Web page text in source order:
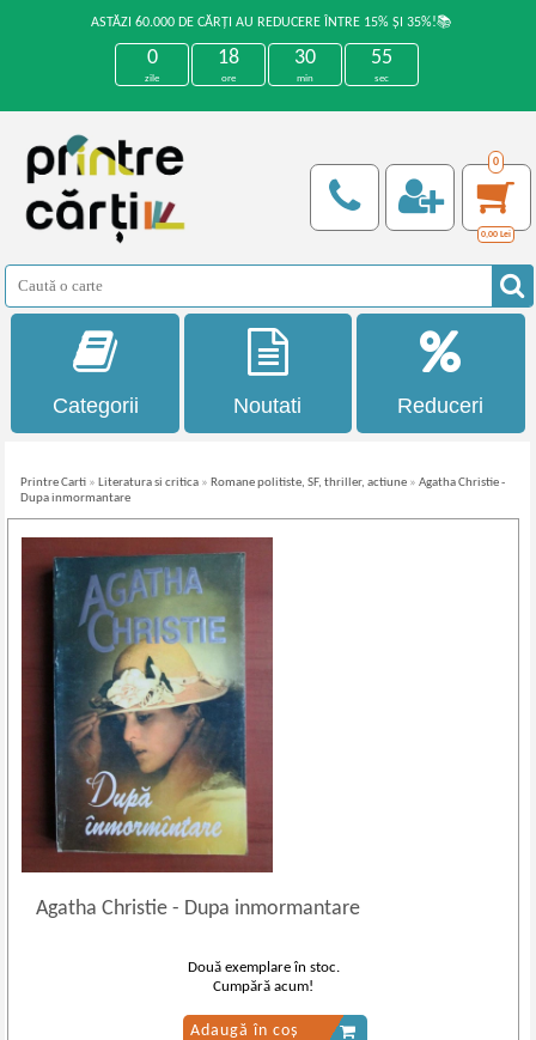
ASTĂZI 60.000 DE CĂRȚI AU REDUCERE ÎNTRE 15% ȘI 35%!📚
0
zile
18
ore
30
min
55
sec
0
0,00 Lei
Categorii Noutati Reduceri
Printre Carti » Literatura si critica » Romane politiste, SF, thriller, actiune »Agatha Christie -
Dupa inmormantare
Agatha Christie- Dupa inmormantare
Două exemplare în stoc.
Cumpără acum!
Adaugă în coș